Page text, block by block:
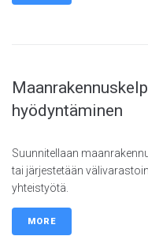
hyödyntäminen
Suunnitellaan
tai järjestetään
yhteistyötä.
MORE